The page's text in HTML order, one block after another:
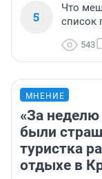
5
Что
список
543
МНЕНИЕ
«За
были
туристка
отдыхе в